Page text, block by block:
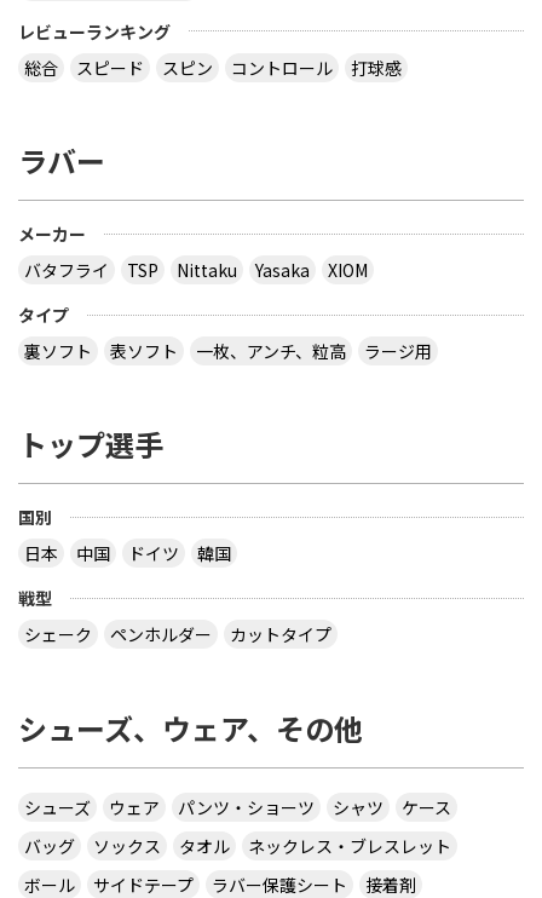
レビューランキング
総合
スピード スピン コントロール 打球感
ラバー
メーカー
バタフライ
TSP Nittaku Yasaka
XIOM
タイプ
裏ソフト
表ソフト 一枚、アンチ、粒高 ラージ用
トップ選手
国別
日本
中国 ドイツ
韓国
戦型
シェーク
ペンホルダー カットタイプ
シューズ、ウェア、その他
シューズ ウェア パンツ・ショーツ シャツ
ケース
バッグ
ソックス タオル
ネックレス・ブレスレット
ボール
サイドテープ ラバー保護シート
接着剤